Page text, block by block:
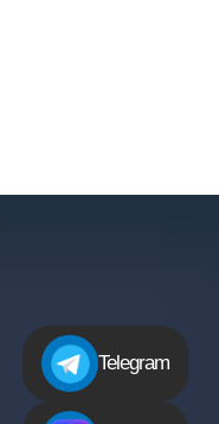
Telegram